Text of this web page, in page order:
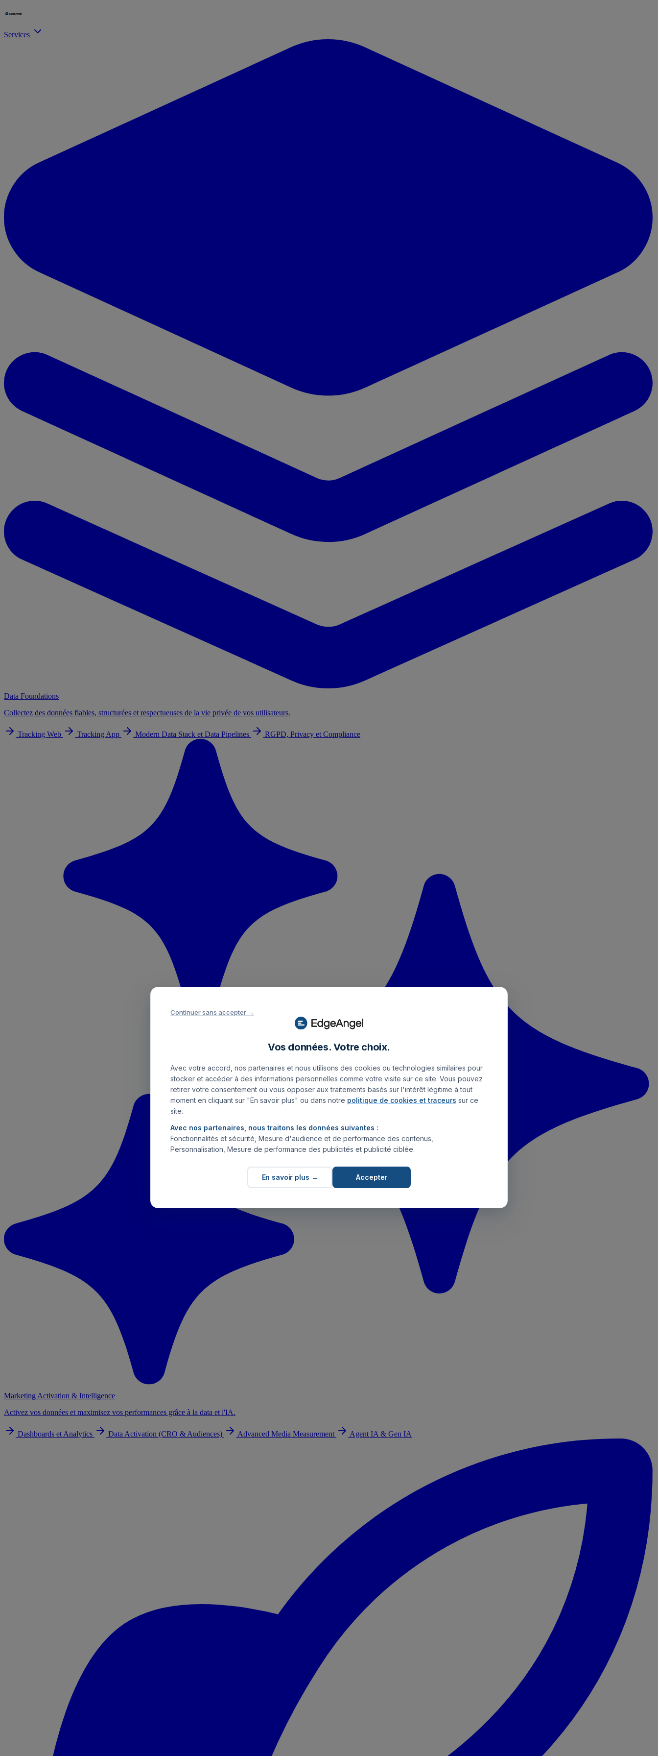
Services
Data Foundations
Collectez des données fiables, structurées et respectueuses de la vie privée de vos utilisateurs.
Tracking Web Tracking App Modern Data Stack et Data Pipelines RGPD, Privacy et Compliance
Marketing Activation & Intelligence
Activez vos données et maximisez vos performances grâce à la data et l'IA.
Dashboards et Analytics Data Activation (CRO & Audiences) Advanced Media Measurement Agent IA & Gen IA
Continuer sans accepter →
Vos données. Votre choix.
Avec votre accord, nos partenaires et nous utilisons des cookies ou technologies similaires pour
stocker et accéder à des informations personnelles comme votre visite sur ce site. Vous pouvez
retirer votre consentement ou vous opposer aux traitements basés sur l'intérêt légitime à tout
moment en cliquant sur "En savoir plus" ou dans notre politique de cookies et traceurs sur ce
site.
Avec nos partenaires, nous traitons les données suivantes :
Fonctionnalités et sécurité, Mesure d'audience et de performance des contenus,
Personnalisation, Mesure de performance des publicités et publicité ciblée.
En savoir plus → Accepter